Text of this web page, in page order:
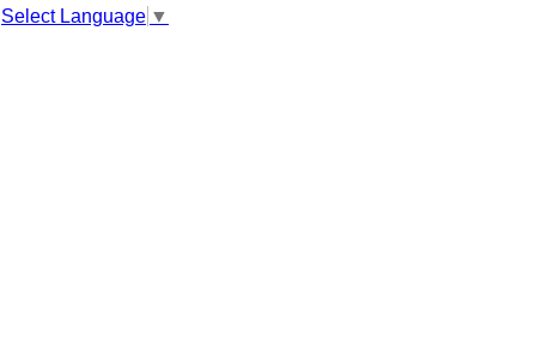
Select Language ▼